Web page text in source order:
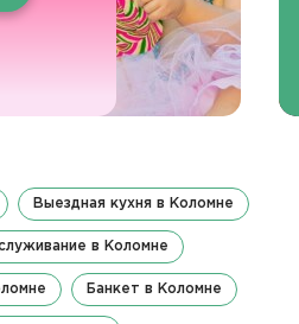
Выездная кухня в Коломне
в Коломне
Банкет в Коломне